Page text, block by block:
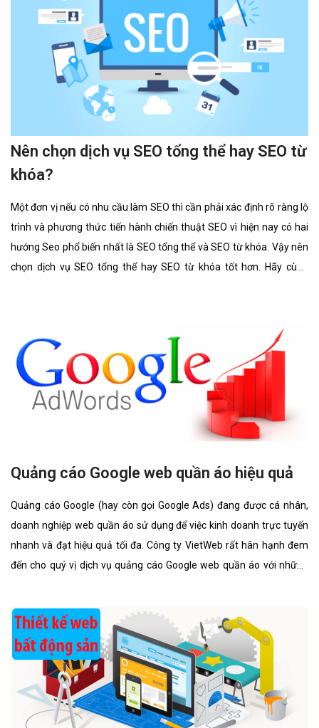
Nên chọn dịch vụ SEO tổng thể hay SEO từ
khóa?
Một đơn vị nếu có nhu cầu làm SEO thì cần phải xác định rõ ràng lộ
trình và phương thức tiến hành chiến thuật SEO vì hiện nay có hai
hướng Seo phổ biến nhất là SEO tổng thể và SEO từ khóa. Vậy nên
chọn dịch vụ SEO tổng thể hay SEO từ khóa tốt hơn. Hãy cùng
Quảng cáo Google web quần áo hiệu quả
Quảng cáo Google (hay còn gọi Google Ads) đang được cá nhân,
doanh nghiệp web quần áo sử dụng để việc kinh doanh trực tuyến
nhanh và đạt hiệu quả tối đa. Công ty VietWeb rất hân hạnh đem
đến cho quý vị dịch vụ quảng cáo Google web quần áo với những